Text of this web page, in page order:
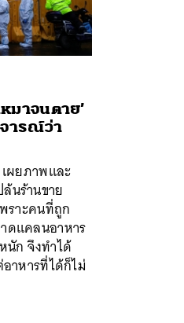
มาจนตาย’
ารณ์ว่า
ผยภาพและ
นร้านขาย
ราะคนที่ถูก
ดแคลนอาหาร
นัก จึงทำได้
าหารที่ได้ก็ไม่